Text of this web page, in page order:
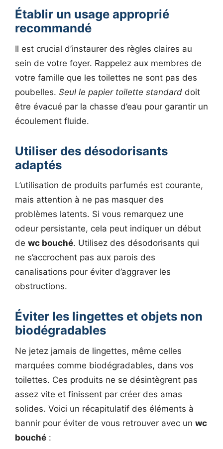
Établir un usage approprié
recommandé
Il est crucial d’instaurer des règles claires au
sein de votre foyer. Rappelez aux membres de
votre famille que les toilettes ne sont pas des
poubelles. Seul le papier toilette standard doit
être évacué par la chasse d’eau pour garantir un
écoulement fluide.
Utiliser des désodorisants
adaptés
L’utilisation de produits parfumés est courante,
mais attention à ne pas masquer des
problèmes latents. Si vous remarquez une
odeur persistante, cela peut indiquer un début
de wc bouché. Utilisez des désodorisants qui
ne s’accrochent pas aux parois des
canalisations pour éviter d’aggraver les
obstructions.
Éviter les lingettes et objets non
biodégradables
Ne jetez jamais de lingettes, même celles
marquées comme biodégradables, dans vos
toilettes. Ces produits ne se désintègrent pas
assez vite et finissent par créer des amas
solides. Voici un récapitulatif des éléments à
bannir pour éviter de vous retrouver avec un wc
bouché :